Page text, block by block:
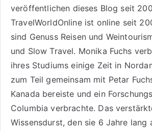
veröffentlichen dieses Blog seit
TravelWorldOnline ist online seit
sind Genuss Reisenund
und Slow Travel. Monika Fuchs
ihres Studiums einige Zeit in
zum Teil gemeinsam mit Petar
Kanada bereiste und ein
Columbia verbrachte. Das
Wissensdurst, den sie 6 Jahre lang